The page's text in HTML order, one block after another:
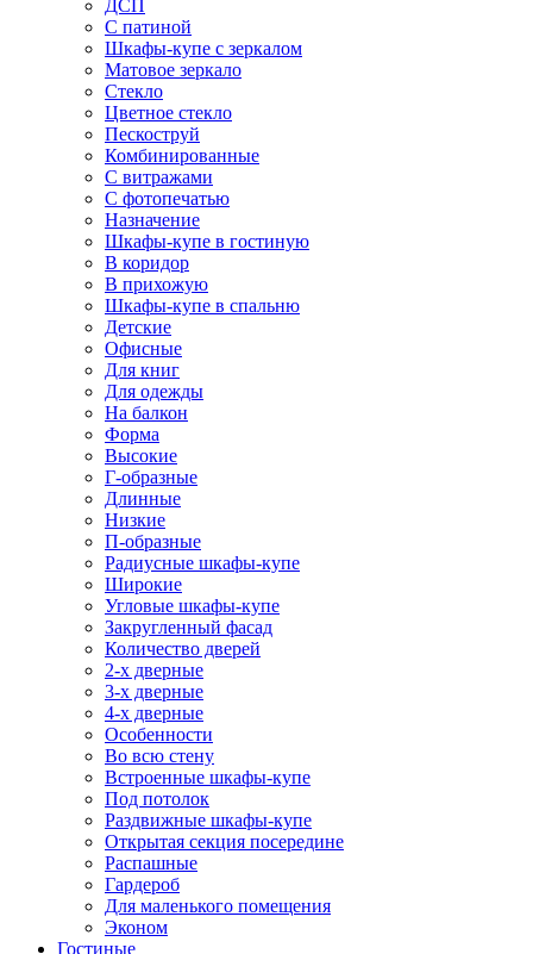
ДСП
С патиной
Шкафы-купе с зеркалом
Матовое зеркало
Стекло
Цветное стекло
Пескоструй
Комбинированные
С витражами
С фотопечатью
Назначение
Шкафы-купе в гостиную
В коридор
В прихожую
Шкафы-купе в спальню
Детские
Офисные
Для книг
Для одежды
На балкон
Форма
Высокие
Г-образные
Длинные
Низкие
П-образные
Радиусные шкафы-купе
Широкие
Угловые шкафы-купе
Закругленный фасад
Количество дверей
2-х дверные
3-х дверные
4-х дверные
Особенности
Во всю стену
Встроенные шкафы-купе
Под потолок
Раздвижные шкафы-купе
Открытая секция посередине
Распашные
Гардероб
Для маленького помещения
Эконом
Гостиные